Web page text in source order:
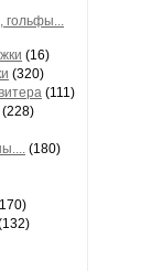
гольфы...
(16)
(320)
(111)
(228)
(180)